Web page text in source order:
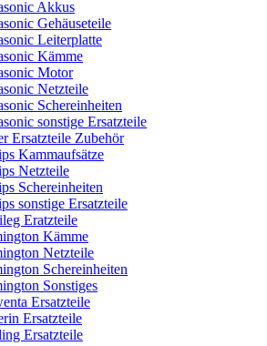
Akkus
Gehäuseteile
Leiterplatte
Kämme
Motor
Netzteile
Schereinheiten
sonstige Ersatzteile
Ersatzteile Zubehör
Kammaufsätze
Netzteile
Schereinheiten
sonstige Ersatzteile
Eratzteile
Kämme
Netzteile
Schereinheiten
Sonstiges
Ersatzteile
Ersatzteile
Ersatzteile